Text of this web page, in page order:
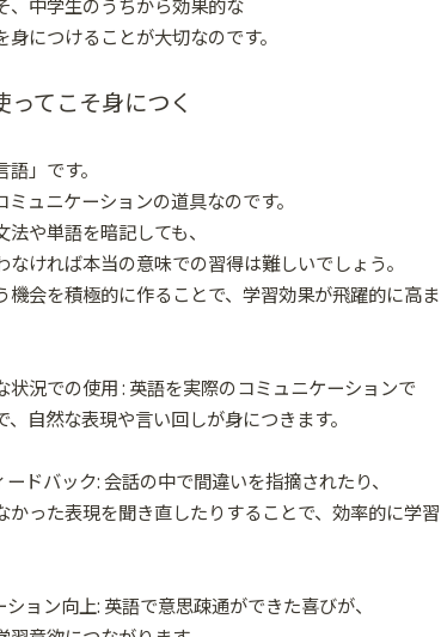
身につけることが大切なのです。
ってこそ身につく
」です。
ミュニケーションの道具なのです。
法や単語を暗記しても、
なければ本当の意味での習得は難しいでしょう。
機会を積極的に作ることで、学習効果が飛躍的に高ま
状況での使用 : 英語を実際のコミュニケーションで
、自然な表現や言い回しが身につきます。
ドバック: 会話の中で間違いを指摘されたり、
かった表現を聞き直したりすることで、効率的に学習
ョン向上: 英語で意思疎通ができた喜びが、